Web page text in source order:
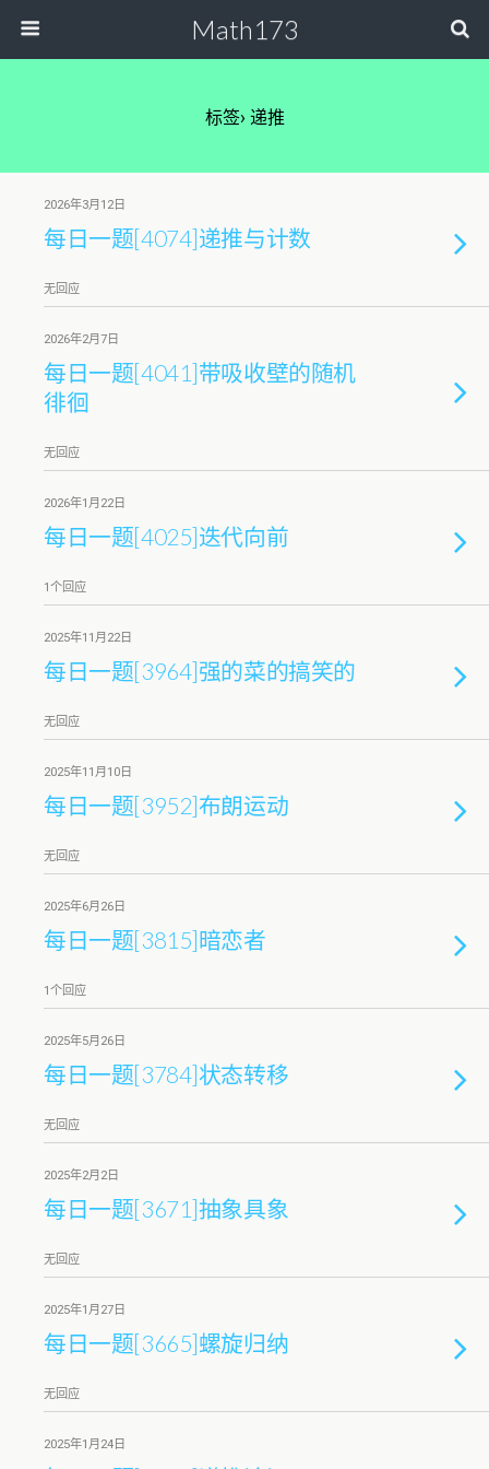
Math173
标签› 递推
2026年3月12日
每日一题[4074]递推与计数
无回应
2026年2月7日
每日一题[4041]带吸收壁的随机
徘徊
无回应
2026年1月22日
每日一题[4025]迭代向前
1个回应
2025年11月22日
每日一题[3964]强的菜的搞笑的
无回应
2025年11月10日
每日一题[3952]布朗运动
无回应
2025年6月26日
每日一题[3815]暗恋者
1个回应
2025年5月26日
每日一题[3784]状态转移
无回应
2025年2月2日
每日一题[3671]抽象具象
无回应
2025年1月27日
每日一题[3665]螺旋归纳
无回应
2025年1月24日